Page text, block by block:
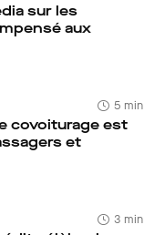
sur les
aux
5 min
covoiturage est
et
3 min